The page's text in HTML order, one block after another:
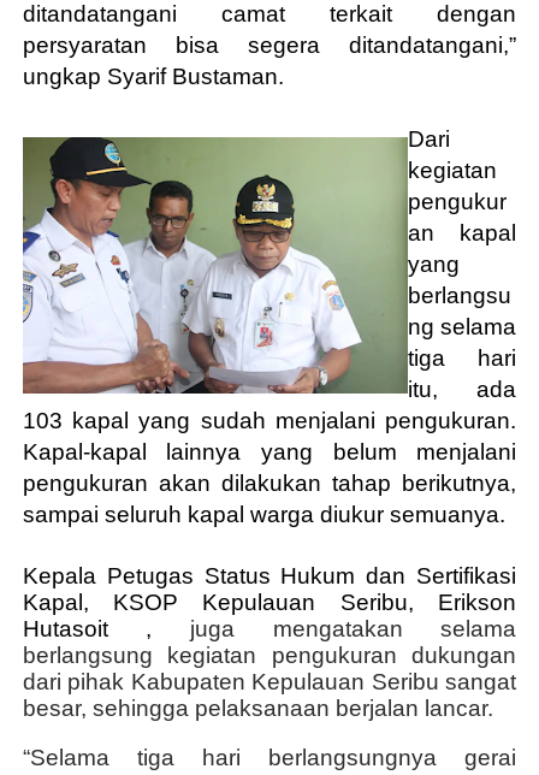
ditandatangani camat terkait dengan
persyaratan bisa segera ditandatangani,”
ungkap Syarif Bustaman.
Dari
kegiatan
pengukur
an kapal
yang
berlangsu
ng selama
tiga hari
itu, ada
103 kapal yang sudah menjalani pengukuran.
Kapal-kapal lainnya yang belum menjalani
pengukuran akan dilakukan tahap berikutnya,
sampai seluruh kapal warga diukur semuanya.
Kepala Petugas Status Hukum dan Sertifikasi
Kapal, KSOP Kepulauan Seribu, Erikson
Hutasoit ,
juga mengatakan selama
berlangsung kegiatan pengukuran dukungan
dari pihak Kabupaten Kepulauan Seribu sangat
besar, sehingga pelaksanaan berjalan lancar.
“Selama tiga hari berlangsungnya gerai